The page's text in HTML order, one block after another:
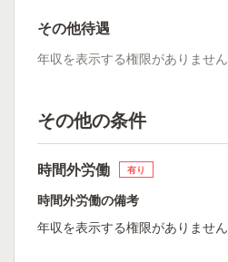
その他待遇
年収を表示する権限がありません
その他の条件
時間外労働 有り
時間外労働の備考
年収を表示する権限がありません